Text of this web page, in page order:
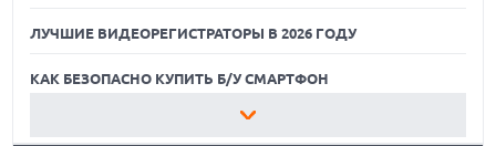
ЛУЧШИЕ ВИДЕОРЕГИСТРАТОРЫ В 2026 ГОДУ
КАК БЕЗОПАСНО КУПИТЬ Б/У СМАРТФОН
ЛУЧШИЕ АВТОНОМНЫЕ ГАЗОНОКОСИЛКИ В 2026 ГОДУ
07.08.2026
ПОВТОРИТ УСПЕХ ЛЕГЕНДАРНЫХ МОДЕЛЕЙ КОМПАНИИ